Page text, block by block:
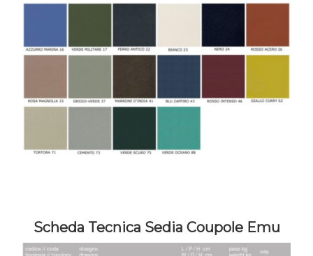
Scheda Tecnica Sedia Coupole Emu